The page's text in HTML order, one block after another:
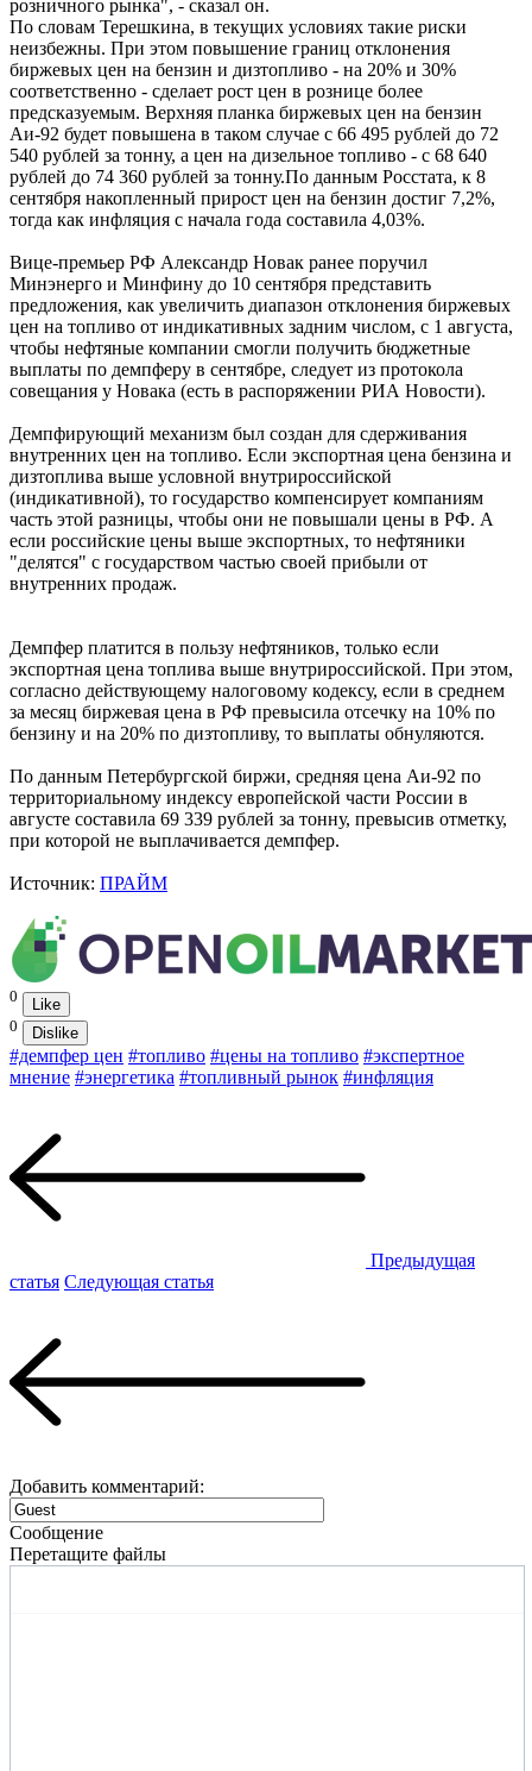
розничного рынка", - сказал он.
По словам Терешкина, в текущих условиях такие риски
неизбежны. При этом повышение границ отклонения
биржевых цен на бензин и дизтопливо - на 20% и 30%
соответственно - сделает рост цен в рознице более
предсказуемым. Верхняя планка биржевых цен на бензин
Аи-92 будет повышена в таком случае с 66 495 рублей до 72
540 рублей за тонну, а цен на дизельное топливо - с 68 640
рублей до 74 360 рублей за тонну.По данным Росстата, к 8
сентября накопленный прирост цен на бензин достиг 7,2%,
тогда как инфляция с начала года составила 4,03%.
Вице-премьер РФ Александр Новак ранее поручил
Минэнерго и Минфину до 10 сентября представить
предложения, как увеличить диапазон отклонения биржевых
цен на топливо от индикативных задним числом, с 1 августа,
чтобы нефтяные компании смогли получить бюджетные
выплаты по демпферу в сентябре, следует из протокола
совещания у Новака (есть в распоряжении РИА Новости).
Демпфирующий механизм был создан для сдерживания
внутренних цен на топливо. Если экспортная цена бензина и
дизтоплива выше условной внутрироссийской
(индикативной), то государство компенсирует компаниям
часть этой разницы, чтобы они не повышали цены в РФ. А
если российские цены выше экспортных, то нефтяники
"делятся" с государством частью своей прибыли от
внутренних продаж.
Демпфер платится в пользу нефтяников, только если
экспортная цена топлива выше внутрироссийской. При этом,
согласно действующему налоговому кодексу, если в среднем
за месяц биржевая цена в РФ превысила отсечку на 10% по
бензину и на 20% по дизтопливу, то выплаты обнуляются.
По данным Петербургской биржи, средняя цена Аи-92 по
территориальному индексу европейской части России в
августе составила 69 339 рублей за тонну, превысив отметку,
при которой не выплачивается демпфер.
Источник: ПРАЙМ
0
Like
0
Dislike
#демпфер цен #топливо #цены на топливо #экспертное
мнение #энергетика #топливный рынок #инфляция
Предыдущая
статья Следующая статья
Добавить комментарий:
Сообщение
Перетащите файлы